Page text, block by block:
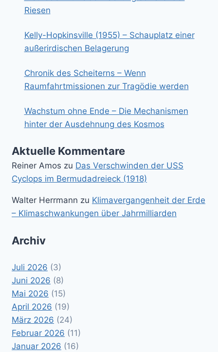
Riesen
Kelly-Hopkinsville (1955) – Schauplatz einer
außerirdischen Belagerung
Chronik des Scheiterns – Wenn
Raumfahrtmissionen zur Tragödie werden
Wachstum ohne Ende – Die Mechanismen
hinter der Ausdehnung des Kosmos
Aktuelle Kommentare
Reiner Amos zu Das Verschwinden der USS
Cyclops im Bermudadreieck (1918)
Walter Herrmann zu Klimavergangenheit der Erde
– Klimaschwankungen über Jahrmilliarden
Archiv
Juli 2026 (3)
Juni 2026 (8)
Mai 2026 (15)
April 2026 (19)
März 2026 (24)
Februar 2026 (11)
Januar 2026 (16)